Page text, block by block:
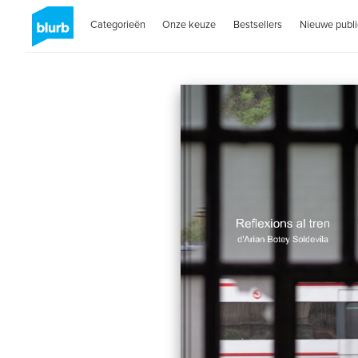
Categorieën Onze keuze Bestsellers Nieuwe